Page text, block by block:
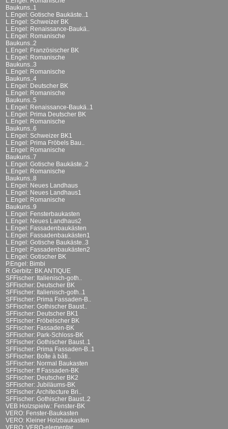
Baukuns..1
L.Engel: Gotische Baukäste..1
L.Engel: Schweizer BK
L.Engel: Renaissance-Baukä..
L.Engel: Romanische
Baukuns..2
L.Engel: Französischer BK
L.Engel: Romanische
Baukuns..3
L.Engel: Romanische
Baukuns..4
L.Engel: Deutscher BK
L.Engel: Romanische
Baukuns..5
L.Engel: Renaissance-Baukä..1
L.Engel: Prima Deutscher BK
L.Engel: Romanische
Baukuns..6
L.Engel: Schweizer BK1
L.Engel: Prima Fröbels Bau..
L.Engel: Romanische
Baukuns..7
L.Engel: Gotische Baukäste..2
L.Engel: Romanische
Baukuns..8
L.Engel: Neues Landhaus
L.Engel: Neues Landhaus1
L.Engel: Romanische
Baukuns..9
L.Engel: Fensterbaukasten
L.Engel: Neues Landhaus2
L.Engel: Fassadenbaukästen
L.Engel: Fassadenbaukästen1
L.Engel: Gotische Baukäste..3
L.Engel: Fassadenbaukästen2
L.Engel: Gotischer BK
P.Engel: Bimbi
R.Gerbitz: BK ANTIQUE
SFFischer: Italienisch-goth..
SFFischer: Deutscher BK
SFFischer: Italienisch-goth..1
SFFischer: Prima Fassaden-B..
SFFischer: Gothischer Baust..
SFFischer: Deutscher BK1
SFFischer: Fröbelscher BK
SFFischer: Fassaden-BK
SFFischer: Park-Schloss-BK
SFFischer: Gothischer Baust..1
SFFischer: Prima Fassaden-B..1
SFFischer: Boîte à bâti..
SFFischer: Normal Baukasten
SFFischer: ff Fassaden-BK
SFFischer: Deutscher BK2
SFFischer: Jubiläums-BK
SFFischer: Architecture Bri..
SFFischer: Gothischer Baust..2
VEB Holzspielw.: Fenster-BK
VERO: Fenster-Baukasten
VERO: Kleiner Holzbaukasten
VERO: VERO-elementar